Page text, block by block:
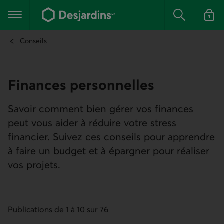
contenu
Menu principal Rechercher
Se
Conseils
Finances person­nelles
Savoir comment bien gérer vos finances
peut vous aider à réduire votre stress
financier. Suivez ces conseils pour apprendre
à faire un budget et à épargner pour réaliser
vos projets.
Publications de 1 à 10 sur 76